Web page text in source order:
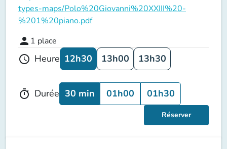
types-maps/Polo%20Giovanni%20XXIII%20-
%201%20piano.pdf
person 1 place
schedule Heure 12h30 13h00 13h30
timer Durée 30 min 01h00 01h30
Réserver